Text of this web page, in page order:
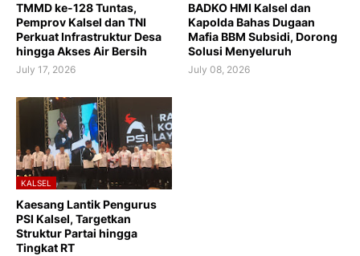
TMMD ke-128 Tuntas,
Pemprov Kalsel dan TNI
Perkuat Infrastruktur Desa
hingga Akses Air Bersih
July 17, 2026
BADKO HMI Kalsel dan
Kapolda Bahas Dugaan
Mafia BBM Subsidi, Dorong
Solusi Menyeluruh
July 08, 2026
KALSEL
Kaesang Lantik Pengurus
PSI Kalsel, Targetkan
Struktur Partai hingga
Tingkat RT